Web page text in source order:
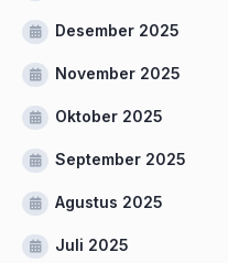
Desember 2025
November 2025
Oktober 2025
September 2025
Agustus 2025
Juli 2025